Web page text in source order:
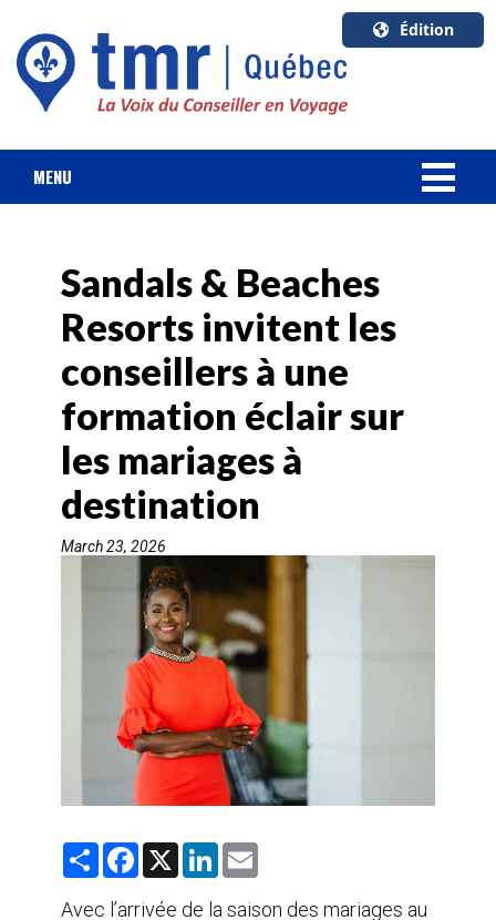
Édition
U.S.A.
English
Canada
MENU
FORFAIT VACANCES
CROISIÈRES
HOTELS & RESORTS
DESTINATIONS
AGENTS DE VOYAGE
FORMATION & RESSOURCES
Sandals & Beaches
Resorts invitent les
conseillers à une
formation éclair sur
les mariages à
destination
March 23, 2026
S
r
F
e
X
L
k
i
Avec l’arrivée de la saison des mariages au